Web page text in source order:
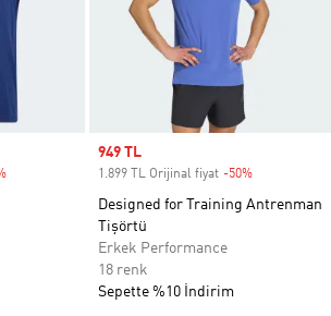
Sale price
949 TL
1.899 TL Orijinal fiyat -50%
Designed for Training Antrenman
Tişörtü
Erkek Performance
18 renk
Sepette %10 İndirim